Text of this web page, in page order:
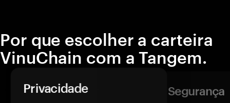
Por que escolher a carteira
VinuChain com a Tangem.
Privacidade Segurança